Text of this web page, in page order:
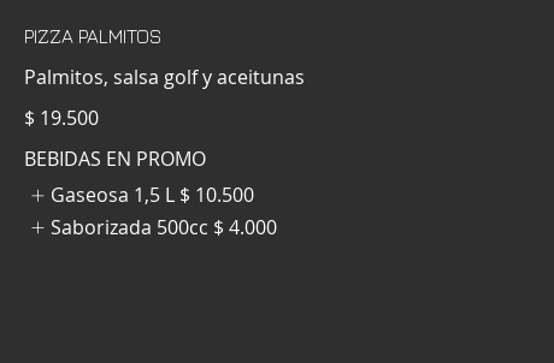
PIZZA PALMITOS
Palmitos, salsa golf y aceitunas
$ 19.500
BEBIDAS EN PROMO
Gaseosa 1,5 L $ 10.500
Saborizada 500cc $ 4.000